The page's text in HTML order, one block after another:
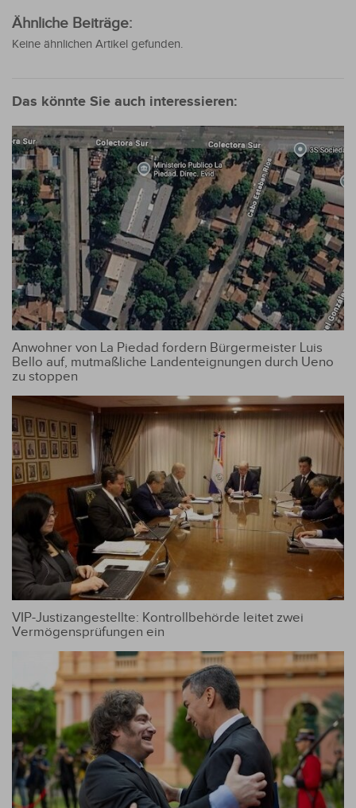
Ähnliche Beiträge:
Keine ähnlichen Artikel gefunden.
Das könnte Sie auch interessieren:
Anwohner von La Piedad fordern Bürgermeister Luis
Bello auf, mutmaßliche Landenteignungen durch Ueno
zu stoppen
VIP-Justizangestellte: Kontrollbehörde leitet zwei
Vermögensprüfungen ein